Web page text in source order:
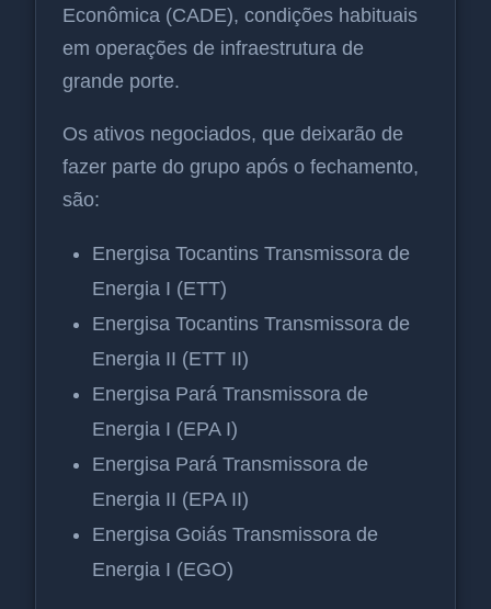
Econômica (CADE), condições habituais
em operações de infraestrutura de
grande porte.
Os ativos negociados, que deixarão de
fazer parte do grupo após o fechamento,
são:
Energisa Tocantins Transmissora de
Energia I (ETT)
Energisa Tocantins Transmissora de
Energia II (ETT II)
Energisa Pará Transmissora de
Energia I (EPA I)
Energisa Pará Transmissora de
Energia II (EPA II)
Energisa Goiás Transmissora de
Energia I (EGO)